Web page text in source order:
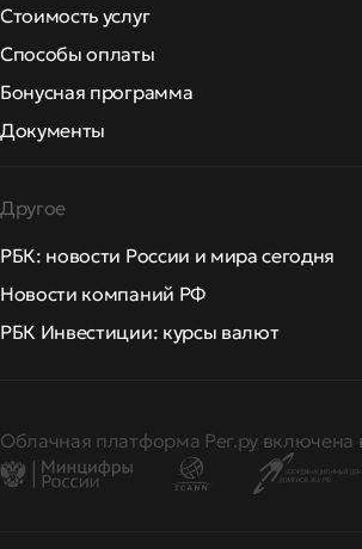
Стоимость услуг
Способы оплаты
Бонусная программа
Документы
Другое
РБК: новости России и мира сегодня
Новости компаний РФ
РБК Инвестиции: курсы валют
Облачная платформа Рег.ру